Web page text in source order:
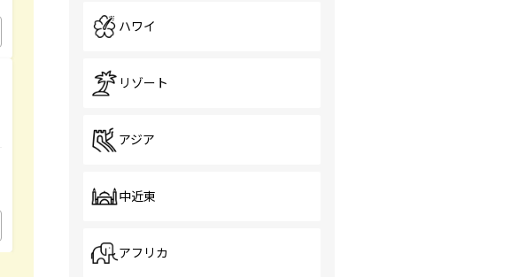
ハワイ
リゾート
アジア
中近東
アフリカ